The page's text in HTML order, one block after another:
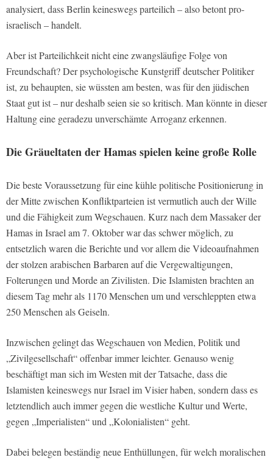
analysiert, dass Berlin keineswegs parteilich – also betont pro-
israelisch – handelt.
Aber ist Parteilichkeit nicht eine zwangsläufige Folge von
Freundschaft? Der psychologische Kunstgriff deutscher Politiker
ist, zu behaupten, sie wüssten am besten, was für den jüdischen
Staat gut ist – nur deshalb seien sie so kritisch. Man könnte in dieser
Haltung eine geradezu unverschämte Arroganz erkennen.
Die Gräueltaten der Hamas spielen keine große Rolle
Die beste Voraussetzung für eine kühle politische Positionierung in
der Mitte zwischen Konfliktparteien ist vermutlich auch der Wille
und die Fähigkeit zum Wegschauen. Kurz nach dem Massaker der
Hamas in Israel am 7. Oktober war das schwer möglich, zu
entsetzlich waren die Berichte und vor allem die Videoaufnahmen
der stolzen arabischen Barbaren auf die Vergewaltigungen,
Folterungen und Morde an Zivilisten. Die Islamisten brachten an
diesem Tag mehr als 1170 Menschen um und verschleppten etwa
250 Menschen als Geiseln.
Inzwischen gelingt das Wegschauen von Medien, Politik und
„Zivilgesellschaft“ offenbar immer leichter. Genauso wenig
beschäftigt man sich im Westen mit der Tatsache, dass die
Islamisten keineswegs nur Israel im Visier haben, sondern dass es
letztendlich auch immer gegen die westliche Kultur und Werte,
gegen „Imperialisten“ und „Kolonialisten“ geht.
Dabei belegen beständig neue Enthüllungen, für welch moralischen